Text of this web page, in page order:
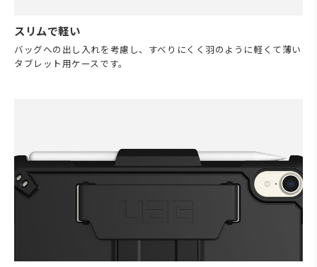
スリムで軽い
バッグへの出し入れを考慮し、すべりにくく羽のように軽くて薄い
タブレット用ケースです。